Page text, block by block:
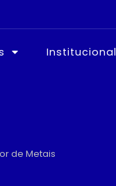
Institucional
de Metais